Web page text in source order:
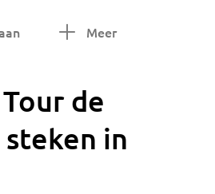
Meer
de
in